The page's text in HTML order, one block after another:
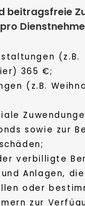
beitragsfreie
(z.B.
365 €;
(z.B.
sowie zur
verbilligte
Anlagen,
oder
zur